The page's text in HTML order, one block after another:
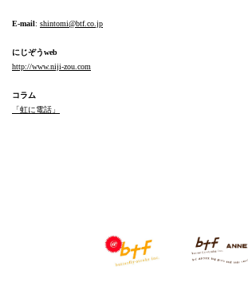
E-mail: shintomi@btf.co.jp
にじぞうweb
http://www.niji-zou.com
コラム
「虹に電話」